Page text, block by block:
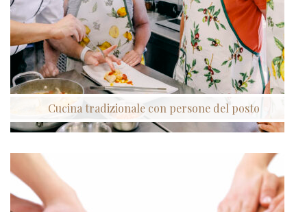
Cucina tradizionale con persone del posto